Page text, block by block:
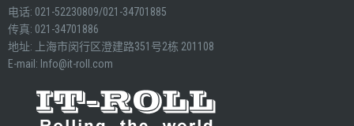
电话: 021-52230809/021-34701885
传真: 021-34701886
地址: 上海市闵行区澄建路351号2栋 201108
E-mail: Info@it-roll.com